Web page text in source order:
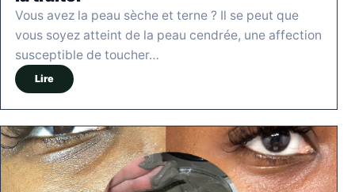
Vous avez la peau sèche et terne ? Il se peut que
vous soyez atteint de la peau cendrée, une affection
susceptible de toucher…
Lire